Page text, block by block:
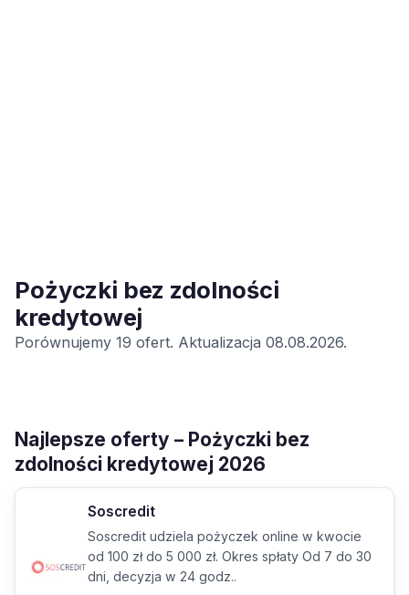
Pożyczki bez zdolności
kredytowej
Porównujemy 19 ofert. Aktualizacja 08.08.2026.
Najlepsze oferty – Pożyczki bez
zdolności kredytowej 2026
Soscredit
Soscredit udziela pożyczek online w kwocie
od 100 zł do 5 000 zł. Okres spłaty Od 7 do 30
dni, decyzja w 24 godz..